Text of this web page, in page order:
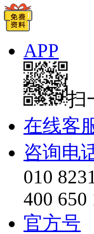
APP
扫
在线客
咨询电
010
400 650
官方号